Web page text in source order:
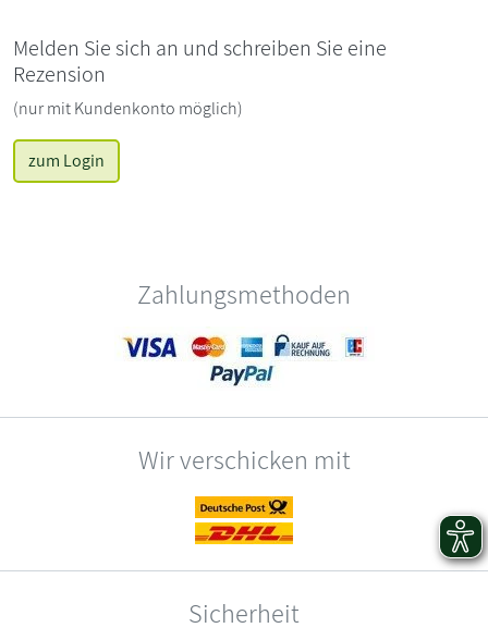
Melden Sie sich an und schreiben Sie eine
Rezension
(nur mit Kundenkonto möglich)
zum Login
Zahlungsmethoden
Wir verschicken mit
Sicherheit